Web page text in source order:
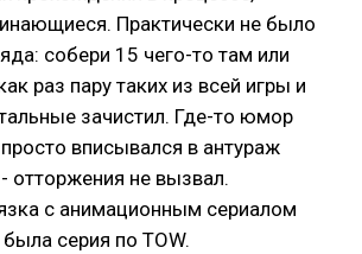
Практически не было
собери 15 чего-то там или
раз пару таких из всей игры и
зачистил. Где-то юмор
вписывался в антураж
отторжения не вызвал.
с анимационным сериалом
серия по TOW.